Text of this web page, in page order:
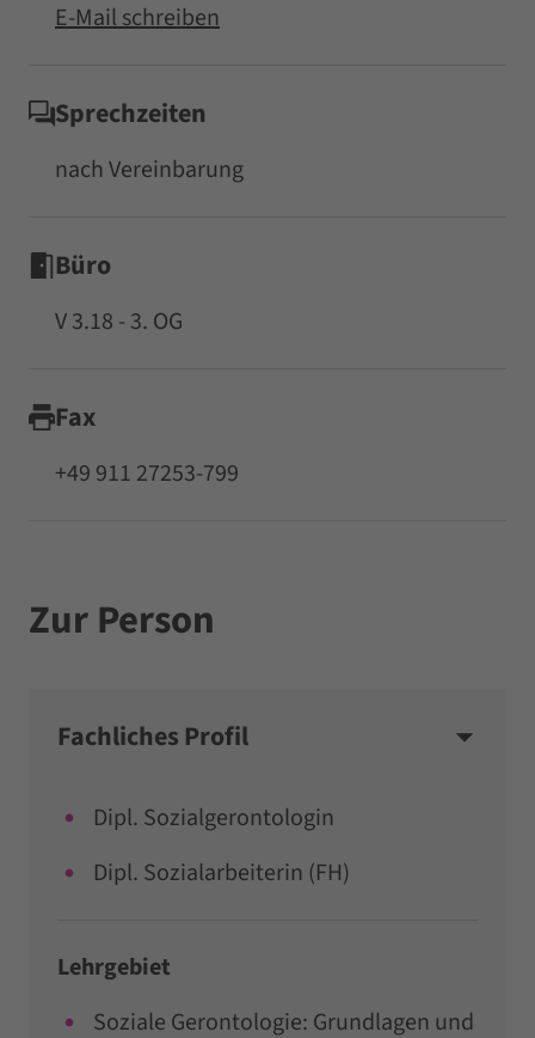
E-Mail schreiben
Sprechzeiten
nach Vereinbarung
Büro
V 3.18 - 3. OG
Fax
+49 911 27253-799
Zur Person
Fachliches Profil
Dipl. Sozialgerontologin
Dipl. Sozialarbeiterin (FH)
Lehrgebiet
Soziale Gerontologie: Grundlagen und